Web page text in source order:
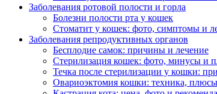
Заболевания ротовой полости и горла
Болезни полости рта у кошек
Стоматит у кошек: фото, симптомы и
Заболевания репродуктивных органов
Бесплодие самок: причины и лечение
Стерилизация кошек: фото, минусы и
Течка после стерилизации у кошки:
Овариоэктомия кошки: техника, плюсы